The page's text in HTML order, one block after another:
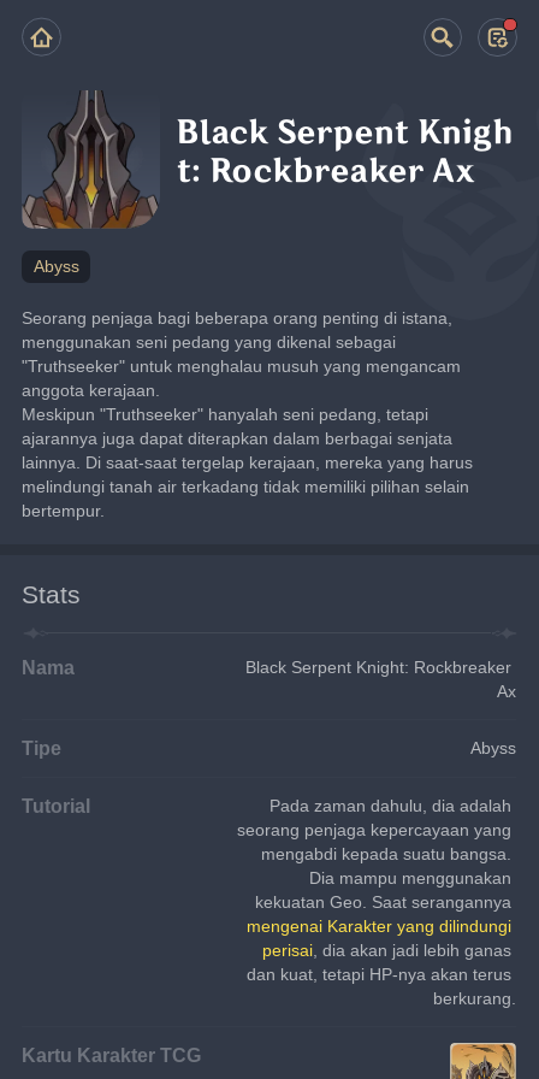
Black Serpent Knigh
t: Rockbreaker Ax
Abyss
Seorang penjaga bagi beberapa orang penting di istana,
menggunakan seni pedang yang dikenal sebagai
"Truthseeker" untuk menghalau musuh yang mengancam
anggota kerajaan.
Meskipun "Truthseeker" hanyalah seni pedang, tetapi
ajarannya juga dapat diterapkan dalam berbagai senjata
lainnya. Di saat-saat tergelap kerajaan, mereka yang harus
melindungi tanah air terkadang tidak memiliki pilihan selain
bertempur.
Stats
Nama
Black Serpent Knight: Rockbreaker
Ax
Tipe Abyss
Tutorial
Pada zaman dahulu, dia adalah
seorang penjaga kepercayaan yang
mengabdi kepada suatu bangsa.
Dia mampu menggunakan
kekuatan Geo. Saat serangannya
mengenai Karakter yang dilindungi
perisai , dia akan jadi lebih ganas
dan kuat, tetapi HP-nya akan terus
berkurang.
Kartu Karakter TCG